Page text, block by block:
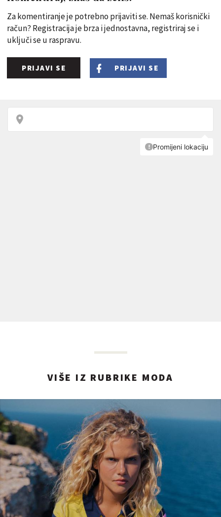
Za komentiranje je potrebno prijaviti se. Nemaš korisnički
račun? Registracija je brza i jednostavna, registriraj se i
uključi se u raspravu.
PRIJAVI SE PRIJAVI SE
VIŠE IZ RUBRIKE MODA